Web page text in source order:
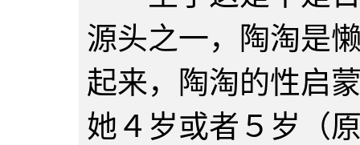
源头之一，陶淘是
起来，陶淘的性启
她４岁或者５岁（